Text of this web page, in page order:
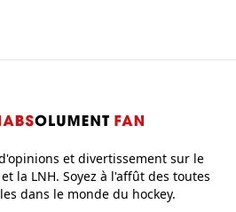
et divertissement sur le
la LNH. Soyez à l'affût des toutes
dans le monde du hockey.